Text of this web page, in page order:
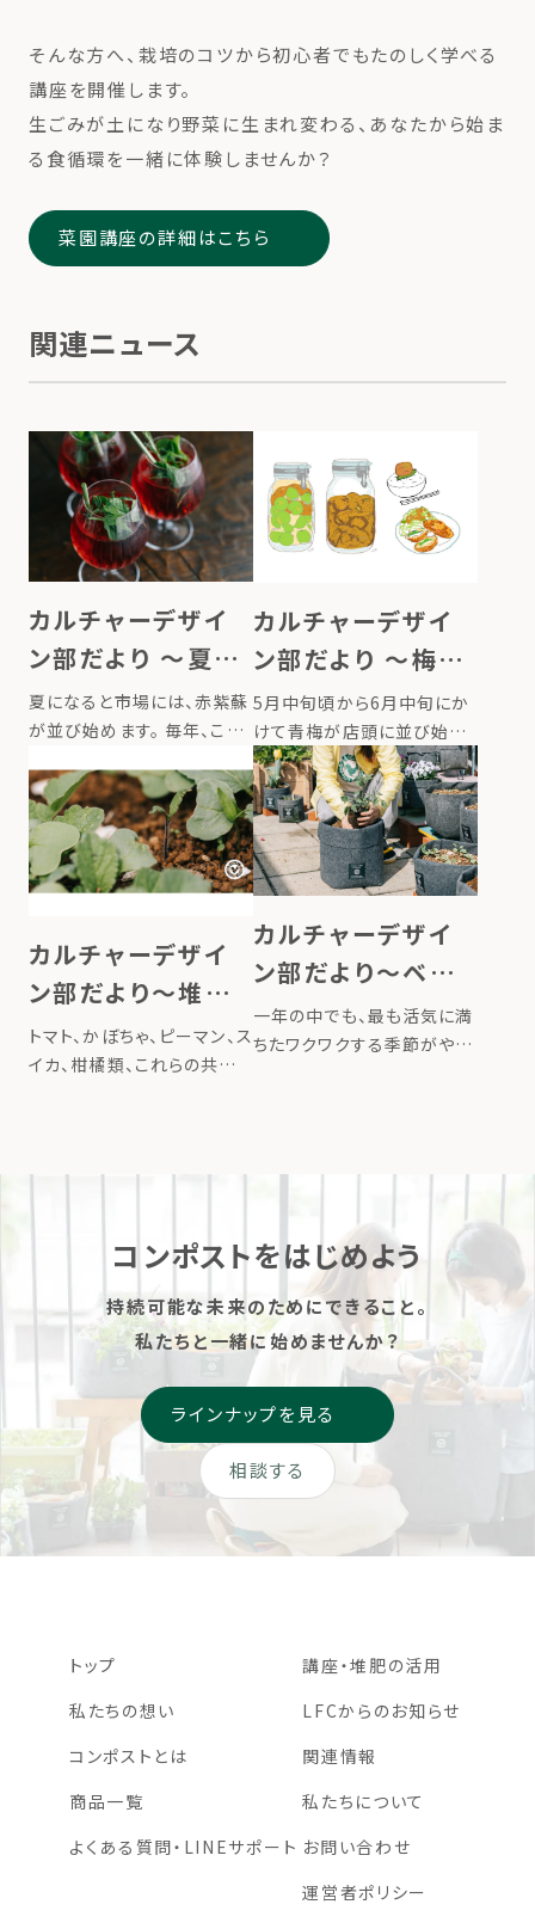
そんな方へ、栽培のコツから初心者でもたのしく学べる
講座を開催します。
生ごみが土になり野菜に生まれ変わる、あなたから始ま
る食循環を一緒に体験しませんか？
菜園講座の詳細はこちら
関連ニュース
カルチャーデザイ
ン部だより 〜夏の
定番赤紫蘇ジュー
ス〜
夏になると市場には、赤紫蘇
が並び始めます。 毎年、この
しみにされている方も多いの
ではないでしょうか。カルチャ
ーデザイン部でも毎年、赤紫
蘇でジュースを作って楽しん
でいます。 赤紫蘇と砂糖、お
カルチャーデザイ
ン部だより 〜梅み
そのススメ〜
5月中旬頃から6月中旬にか
けて青梅が店頭に並び始め、
爽やかな香りが初夏の訪れ
を感じさせてくれます。 梅干
し、梅シロップ、梅酒、梅味噌
など、梅にはさまざまな楽し
み方があり、「梅仕事」という
言葉があるほど、この季節な
らではの […]
カルチャーデザイ
ン部だより〜堆肥
からの贈りもの
トマト、かぼちゃ、ピーマン、ス
イカ、柑橘類、これらの共通
ポストの堆肥で育てたガーデ
を出すことがあります。 これ
カルチャーデザイ
ン部だより〜ベラ
ンダでできる はじ
めての苗づくり
一年の中でも、最も活気に満
ちたワクワクする季節がやっ
ガーデニングのベストシーズ
ン。 […]
コンポストをはじめよう
持続可能な未来のためにできること。
私たちと一緒に始めませんか？
相談する
ラインナップを見る
トップ
私たちの想い
コンポストとは
商品一覧
よくある質問・LINEサポート
講座・堆肥の活用
LFCからのお知らせ
関連情報
私たちについて
お問い合わせ
運営者ポリシー